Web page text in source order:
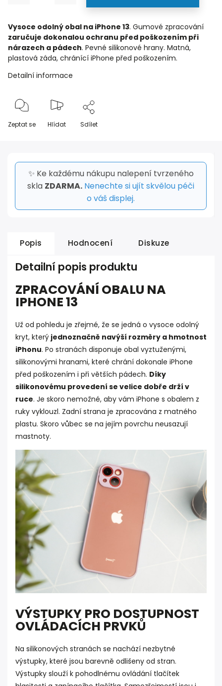
Vysoce odolný obal na iPhone 13. Gumové zpracování
zaručuje dokonalou ochranu před poškozením při
nárazech a pádech. Pevné silikonové hrany. Matná,
plastová záda, chránící iPhone před poškozením.
Detailní informace
Zeptat se Hlídat Sdílet
✨ Ke každému nákupu nalepení tvrzeného
skla ZDARMA. Nenechte si ujít skvělou péči
o váš displej.
Popis Hodnocení Diskuze
Detailní popis produktu
ZPRACOVÁNÍ OBALU NA
IPHONE 13
Už od pohledu je zřejmé, že se jedná o vysoce odolný
kryt, který jednoznačně navýší rozměry a hmotnost
iPhonu. Po stranách disponuje obal vyztuženými,
silikonovými hranami, které chrání dokonale iPhone
před poškozením i při větších pádech. Díky
silikonovému provedení se velice dobře drží v
ruce. Je skoro nemožné, aby vám iPhone s obalem z
ruky vyklouzl. Zadní strana je zpracována z matného
plastu. Skoro vůbec se na jejím povrchu neusazují
mastnoty.
VÝSTUPKY PRO DOSTUPNOST
OVLÁDACÍCH PRVKŮ
Na silikonových stranách se nachází nezbytné
výstupky, které jsou barevně odlišeny od stran.
Výstupky slouží k pohodlnému ovládání tlačítek